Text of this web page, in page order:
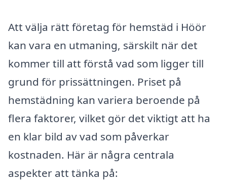
Att välja rätt företag för hemstäd i Höör
kan vara en utmaning, särskilt när det
kommer till att förstå vad som ligger till
grund för prissättningen. Priset på
hemstädning kan variera beroende på
flera faktorer, vilket gör det viktigt att ha
en klar bild av vad som påverkar
kostnaden. Här är några centrala
aspekter att tänka på: